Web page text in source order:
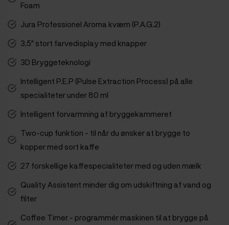
Foam
Jura Professionel Aroma kværn (P.A.G.2)
3,5" stort farvedisplay med knapper
3D Bryggeteknologi
Intelligent P.E.P (Pulse Extraction Process) på alle
specialiteter under 80 ml
Intelligent forvarmning af bryggekammeret
Two-cup funktion - til når du ønsker at brygge to
kopper med sort kaffe
27 forskellige kaffespecialiteter med og uden mælk
Quality Assistent minder dig om udskiftning af vand og
filter
Coffee Timer - programmér maskinen til at brygge på